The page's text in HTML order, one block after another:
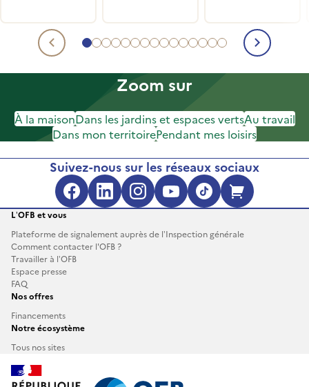
Aller au contenu 1
Aller au contenu 2
Aller au contenu 3
Aller au contenu 4
Aller au contenu 5
Aller au contenu 6
Aller au contenu 7
Aller au contenu 8
Aller au contenu 9
Aller au contenu 10
Aller au contenu 11
Aller au contenu 12
Aller au contenu 13
Aller au contenu 14
Aller au contenu
Contenu précédent
Zoom sur
À la maisonDans les jardins et espaces vertsAu travail
Dans mon territoirePendant mes loisirs
Suivez-nous sur les réseaux sociaux
L’OFB et vous
Plateforme de signalement auprès de l’Inspection générale
Comment contacter l'OFB ?
Travailler à l’OFB
Espace presse
FAQ
Nos offres
Financements
Notre écosystème
Tous nos sites